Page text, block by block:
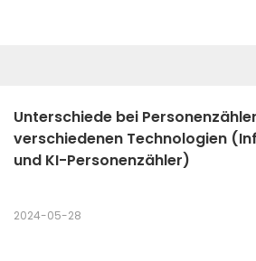
Unterschiede bei
verschiedenen Technologien
und KI-Personenzähler)
2024-05-28